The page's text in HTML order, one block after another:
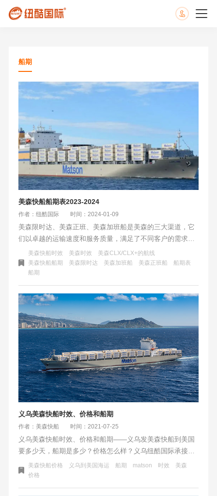
船期
美森快船船期表2023-2024
作者：纽酷国际 时间：2024-01-09
美森限时达、美森正班、美森加班船是美森的三大渠道，它
们以卓越的运输速度和服务质量，满足了不同客户的需求。
无论是紧急货物的快速运输，还是常规货物的稳定递送，美
森轮船公司都凭借其可靠的船期表和高效的物流服务，成为
了业界的佼佼者。
美森快船时效 美森时效
美森CLX/CLX+的航线
美森快船船期
美森限时达 美森加班船 美森正班船
船期表
船期
义乌美森快船时效、价格和船期
作者：美森快船 时间：2021-07-25
义乌美森快船时效、价格和船期——义乌发美森快船到美国
要多少天，船期是多少？价格怎么样？义乌纽酷国际承接华
东地区到美国亚马逊仓库的美森快船海卡、海派服务。价格
优良、服务好、时效快、安全性高。有时效需求的跨境电商
美森快船价格 义乌到美国海运 船期 matson 时效
美森
价格